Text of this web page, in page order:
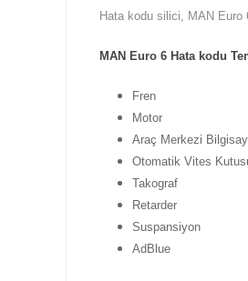
Hata kodu silici, MAN Euro
MAN Euro 6 Hata kodu
Fren
Motor
Araç Merkezi
Otomatik Vites
Takograf
Retarder
Suspansiyon
AdBlue